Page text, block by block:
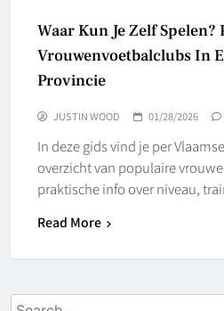
Waar Kun Je Zelf Spelen?
Vrouwenvoetbalclubs In
Provincie
JUSTIN WOOD 01/28/2026
In deze gids vind je per
overzicht van populaire
praktische info over niveau,
Read More
Search